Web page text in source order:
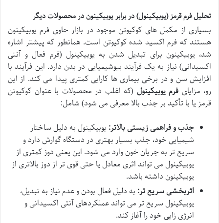
تحلیل فرم قرمز (یوبیکینول) در برابر یوبیکینون در محصولات دیگر
بسیاری از مکمل های کوکیوتن موجود در بازار حاوی فرم یوبیکینون
هستند که فرم اکسید شده کوکیوتن است. همانطور که پیشتر اشاره
شد، یوبیکینون برای تبدیل شدن به یوبیکینول (فرم فعال و آنتی
اکسیدانی) نیاز به یک فرآیند بیوشیمیایی در بدن دارد. این فرآیند با
افزایش سن و در برخی بیماری ها کارایی کمتری پیدا می کند. از این
رو، مزایای فرم یوبیکینول (که اغلب در محصولات با عنوان کوکیوتن
قرمز یا با تأکید بر جذب بالا معرفی می شود) شامل:
جذب و فراهمی زیستی بالاتر: یوبیکینول به دلیل ساختار
شیمیایی خود، جذب بسیار بهتری در دستگاه گوارش دارد و
سریع تر به جریان خون وارد می شود. این یعنی دوز کمتری از
یوبیکینول می تواند اثری معادل یا حتی قوی تر از دوز بالاتری از
یوبیکینون داشته باشد.
اثربخشی سریع تر: به دلیل فعال بودن و عدم نیاز به تبدیل،
یوبیکینول سریع تر می تواند عملکردهای آنتی اکسیدانی و
انرژی زایی خود را آغاز کند.